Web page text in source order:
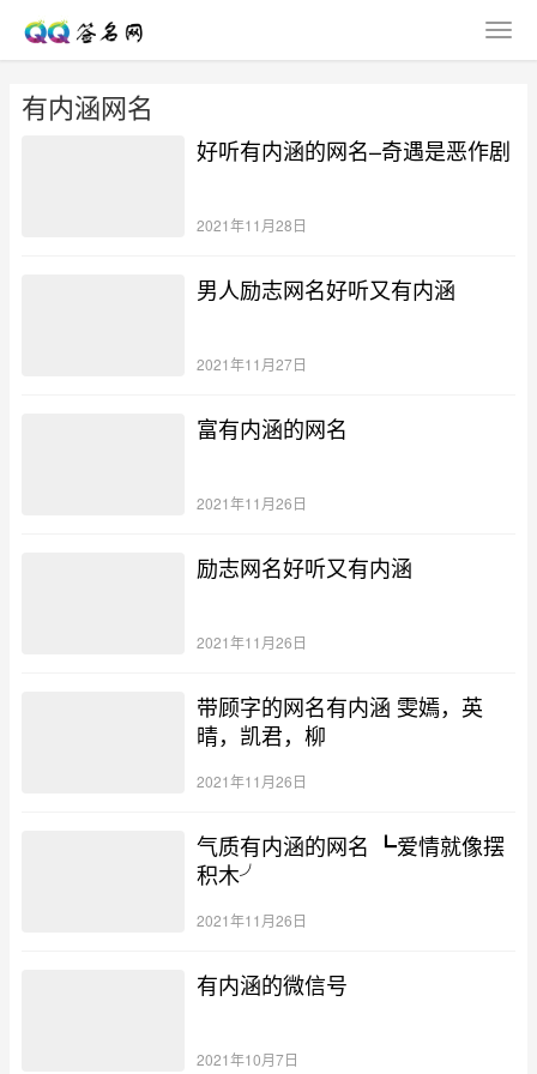
有内涵网名
好听有内涵的网名–奇遇是恶作剧
2021年11月28日
男人励志网名好听又有内涵
2021年11月27日
富有内涵的网名
2021年11月26日
励志网名好听又有内涵
2021年11月26日
带顾字的网名有内涵 雯嫣，英
晴，凯君，柳
2021年11月26日
气质有内涵的网名 ┗爱情就像摆
积木╯
2021年11月26日
有内涵的微信号
2021年10月7日